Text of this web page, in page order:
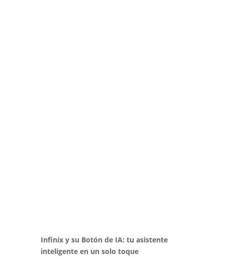
Infinix y su Botón de IA: tu asistente
inteligente en un solo toque